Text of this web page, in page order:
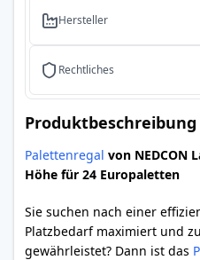
Hersteller
Rechtliches
Produktbeschreibung
Palettenregal von NEDCON
Höhe für 24 Europaletten
Sie suchen nach einer
Platzbedarf maximiert und
gewährleistet? Dann ist das